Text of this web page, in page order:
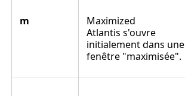
m
Maximized
Atlantis s'ouvre
initialement dans une
fenêtre "maximisée".